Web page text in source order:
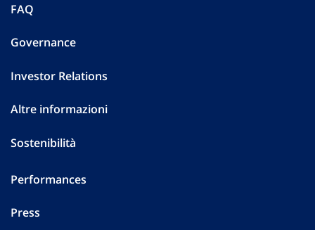
FAQ
Governance
Investor Relations
Altre informazioni
Sostenibilità
Performances
Press